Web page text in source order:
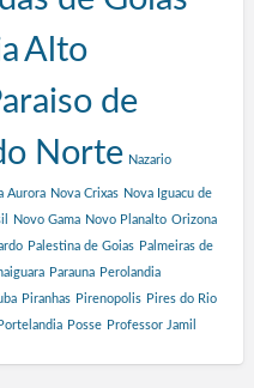
Alto
de
Norte Nazario
Aurora Nova Crixas Nova Iguacu de
Novo Gama Novo Planalto Orizona
Palestina de Goias Palmeiras de
Parauna Perolandia
Piranhas Pirenopolis Pires do Rio
Portelandia Posse Professor Jamil